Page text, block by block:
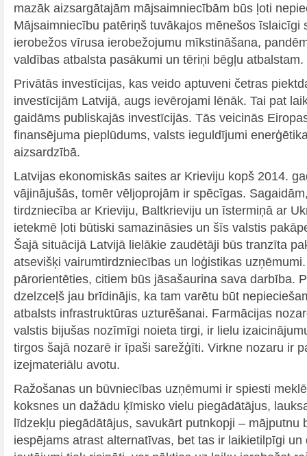
mazāk aizsargātajām mājsaimniecībām būs ļoti
Mājsaimniecību patēriņš tuvākajos mēnešos īslaicīgi
ierobežos vīrusa ierobežojumu mīkstināšana,
valdības atbalsta pasākumi un tēriņi bēgļu atbalstam.
Privātās investīcijas, kas veido aptuveni četras
investīcijām Latvijā, augs ievērojami lēnāk. Tai pat
gaidāms publiskajās investīcijās. Tās veicinās
finansējuma pieplūdums, valsts ieguldījumi
aizsardzībā.
Latvijas ekonomiskās saites ar Krieviju kopš 2014.
vājinājušās, tomēr vēljoprojām ir spēcīgas.
tirdzniecība ar Krieviju, Baltkrieviju un īstermiņā ar
ietekmē ļoti būtiski samazināsies un šīs valstis
Šajā situācijā Latvijā lielākie zaudētāji būs tranzīta
atsevišķi vairumtirdzniecības un loģistikas
pārorientēties, citiem būs jāsašaurina sava darbība.
dzelzceļš jau brīdinājis, ka tam varētu būt
atbalsts infrastruktūras uzturēšanai. Farmācijas
valstis bijušas nozīmīgi noieta tirgi, ir lielu
tirgos šajā nozarē ir īpaši sarežģīti. Virkne nozaru ir
izejmateriālu avotu.
Ražošanas un būvniecības uzņēmumi ir spiesti
koksnes un dažādu ķīmisko vielu piegādātājus,
līdzekļu piegādātājus, savukārt putnkopji – mājputnu
iespējams atrast alternatīvas, bet tas ir laikietilpīgi un